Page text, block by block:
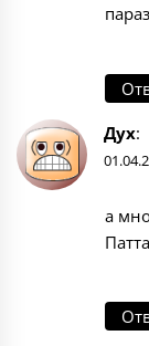
Дух:
а